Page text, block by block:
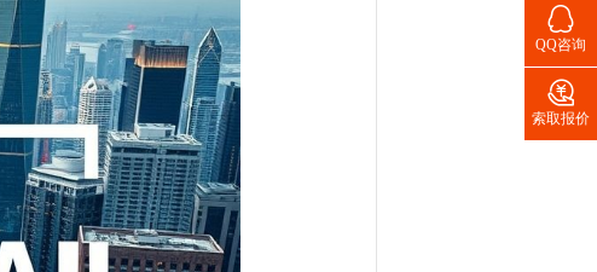

QQ咨询

索取报价